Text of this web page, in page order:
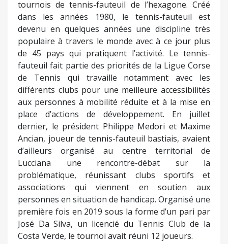
tournois de tennis-fauteuil de l’hexagone. Créé
dans les années 1980, le tennis-fauteuil est
devenu en quelques années une discipline très
populaire à travers le monde avec à ce jour plus
de 45 pays qui pratiquent l’activité. Le tennis-
fauteuil fait partie des priorités de la Ligue Corse
de Tennis qui travaille notamment avec les
différents clubs pour une meilleure accessibilités
aux personnes à mobilité réduite et à la mise en
place d’actions de développement. En juillet
dernier, le président Philippe Medori et Maxime
Ancian, joueur de tennis-fauteuil bastiais, avaient
d’ailleurs organisé au centre territorial de
Lucciana une rencontre-débat sur la
problématique, réunissant clubs sportifs et
associations qui viennent en soutien aux
personnes en situation de handicap. Organisé une
première fois en 2019 sous la forme d’un pari par
José Da Silva, un licencié du Tennis Club de la
Costa Verde, le tournoi avait réuni 12 joueurs.